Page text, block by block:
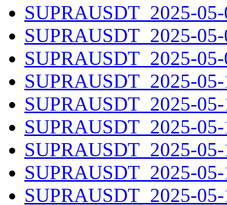
SUPRAUSDT_2025-05-
SUPRAUSDT_2025-05-
SUPRAUSDT_2025-05-
SUPRAUSDT_2025-05-
SUPRAUSDT_2025-05-
SUPRAUSDT_2025-05-
SUPRAUSDT_2025-05-
SUPRAUSDT_2025-05-
SUPRAUSDT_2025-05-